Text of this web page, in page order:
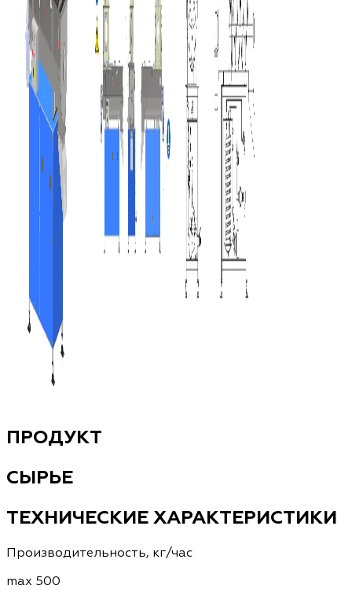
ПРОДУКТ
СЫРЬЕ
ТЕХНИЧЕСКИЕ ХАРАКТЕРИСТИКИ
Производительность, кг/час
max 500